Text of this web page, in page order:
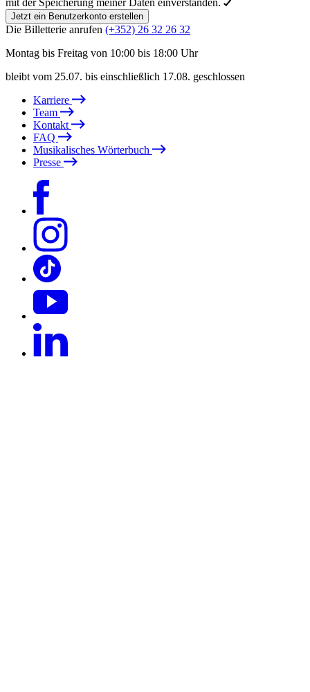
Jetzt ein Benutzerkonto erstellen
Die Billetterie anrufen (+352) 26 32 26 32
Montag bis Freitag von 10:00 bis 18:00 Uhr
bleibt vom 25.07. bis einschließlich 17.08. geschlossen
Karriere
Team
Kontakt
FAQ
Musikalisches Wörterbuch
Presse